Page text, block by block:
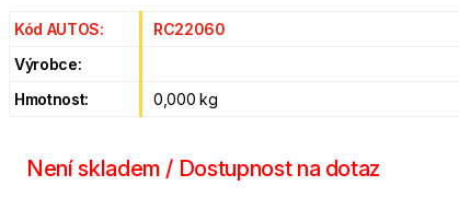
Kód AUTOS:
RC22060
Výrobce:
Hmotnost:
0,000 kg
Není skladem / Dostupnost na dotaz